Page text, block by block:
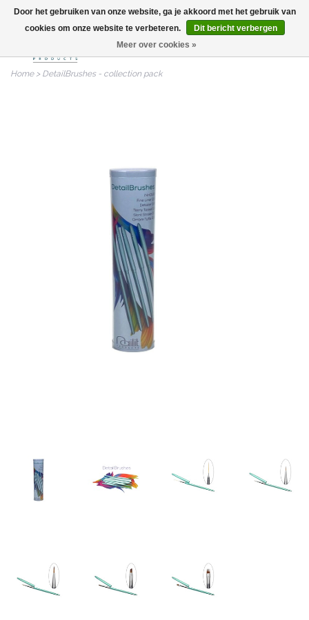
info@nailitproducts.com
Home> DetailBrushes - collection pack
Door het gebruiken van onze website, ga je akkoord met het gebruik van
cookies om onze website te verbeteren.
Dit bericht verbergen
Meer over cookies »